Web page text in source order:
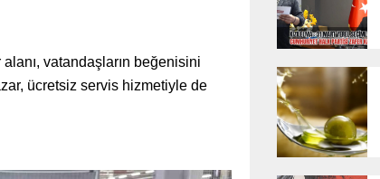
vatandaşların beğenisini
ücretsiz servis hizmetiyle de